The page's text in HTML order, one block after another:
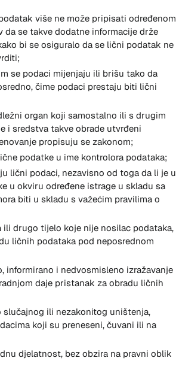
više ne može pripisati određenom
se takve dodatne informacije drže
bi se osiguralo da se lični podatak ne
se podaci mijenjaju ili brišu tako da
čime podaci prestaju biti lični
organ koji samostalno ili s drugim
i sredstva takve obrade utvrđeni
propisuju se zakonom;
podatke u ime kontrolora podataka;
lični podaci, nezavisno od toga da li je u
u okviru određene istrage u skladu sa
biti u skladu s važećim pravilima o
drugo tijelo koje nije nosilac podataka,
ličnih podataka pod neposrednom
informirano i nedvosmisleno izražavanje
daje pristanak za obradu ličnih
ili nezakonitog uništenja,
koji su preneseni, čuvani ili na
djelatnost, bez obzira na pravni oblik